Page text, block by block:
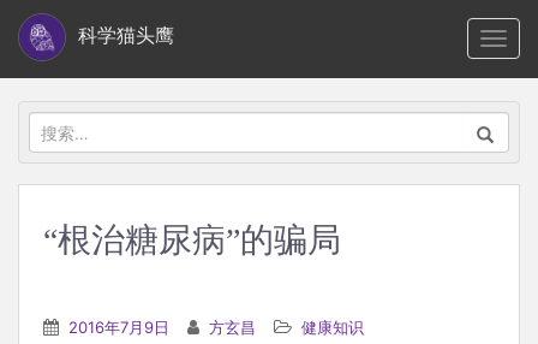
i
科学猫头鹰
搜
索：
“根治糖尿病”的骗局
2016年7月9日 方玄昌 健康知识